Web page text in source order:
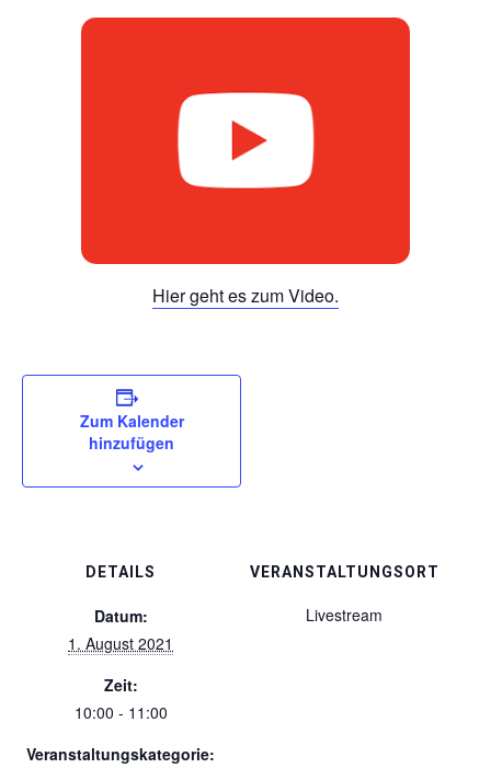
Hier geht es zum Video.
DETAILS
Datum:
1. August 2021
Zeit:
10:00 - 11:00
Veranstaltungskategorie:
VERANSTALTUNGSORT
Livestream
Zum Kalender
hinzufügen